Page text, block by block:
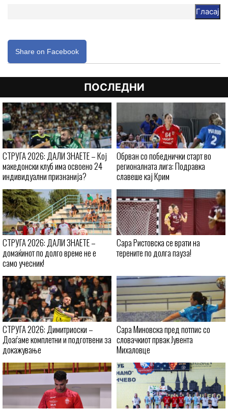
Гласај
Share on Facebook
ПОСЛЕДНИ
СТРУГА 2026: ДАЛИ ЗНАЕТЕ – Кој
македонски клуб има освоено 24
индивидуални признанија?
Обрван со победнички старт во
регионалната лига: Подравка
славеше кај Крим
СТРУГА 2026: ДАЛИ ЗНАЕТЕ –
домаќинот по долго време не е
само учесник!
Сара Ристовска се врати на
терените по долга пауза!
СТРУГА 2026: Димитриоски –
Доаѓаме комплетни и подготвени за
докажување
Сара Миновска пред потпис со
словачкиот првак Јувента
Михаловце